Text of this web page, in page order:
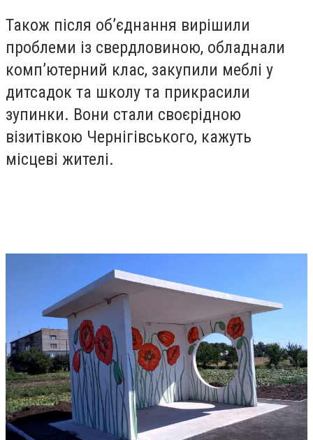
Також після об’єднання вирішили
проблеми із свердловиною, обладнали
комп’ютерний клас, закупили меблі у
дитсадок та школу та прикрасили
зупинки. Вони стали своєрідною
візитівкою Чернігівського, кажуть
місцеві жителі.